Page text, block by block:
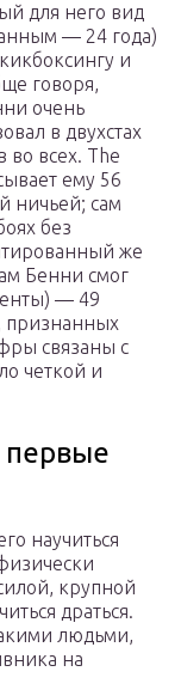
для него вид
— 24 года)
и
говоря,
очень
в двухстах
всех. The
ему 56
ничьей; сам
без
же
Бенни смог
— 49
признанных
связаны с
четкой и
первые
научиться
крупной
драться.
людьми,
на